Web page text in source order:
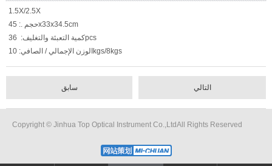
1.5X/2.5X
حجم .: 45x33x34.5cm
كمية التعبئة والتغليف: 36pcs
الوزن الإجمالي / الصافي: 10kgs/8kgs
سابق التالي
Copyright © Jinhua Top Optical Instrument Co.,LtdAll Rights Reserved